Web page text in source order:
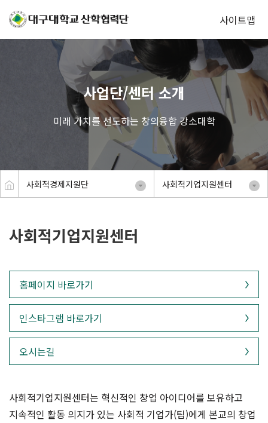
사이트맵
사업단/센터 소개
미래 가치를 선도하는 창의융합 강소대학
사회적경제지원단 사회적기업지원센터
사회적기업지원센터
홈페이지 바로가기
인스타그램 바로가기
오시는길
사회적기업지원센터는 혁신적인 창업 아이디어를 보유하고
지속적인 활동 의지가 있는 사회적 기업가(팀)에게 본교의 창업